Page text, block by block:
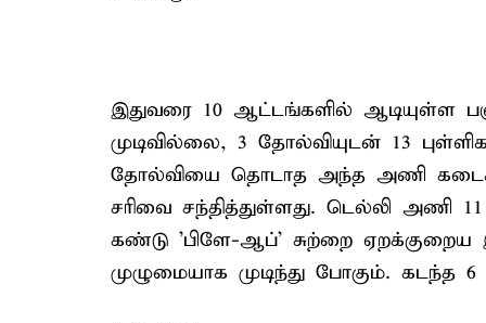
இதுவரை 10 ஆட்டங்களில் ஆடியுள்ள
முடிவில்லை, 3 தோல்வியுடன் 13
தோல்வியை தொடாத அந்த அணி
சரிவை சந்தித்துள்ளது. டெல்லி அணி
கண்டு 'பிளே-ஆப்' சுற்றை ஏறக்குறைய
முழுமையாக முடிந்து போகும். கடந்த